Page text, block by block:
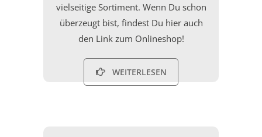
vielseitige Sortiment. Wenn Du schon
überzeugt bist, findest Du hier auch
den Link zum Onlineshop!
WEITERLESEN